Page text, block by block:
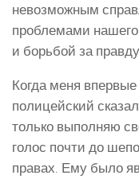
невозможным
проблемами
и борьбой за правду.
Когда меня
полицейский
только выполняю
голос почти до
правах. Ему было